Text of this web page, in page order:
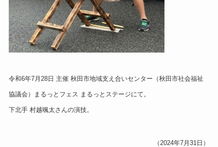
令和6年7月28日 主催 秋田市地域支え合いセンター（秋田市社会福祉
協議会）まるっとフェス まるっとステージにて。
下北手 村越颯太さんの演技。
（2024年7月31日）